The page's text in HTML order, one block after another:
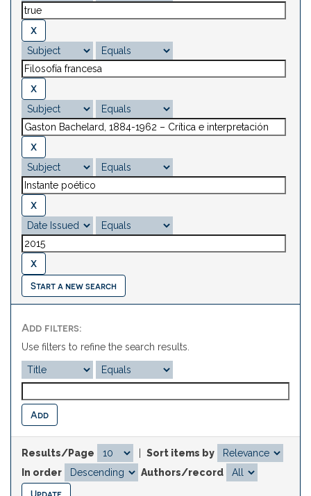
Start a new search
Add filters:
Use filters to refine the search results.
Results/Page
Sort items by
In order
Authors/record